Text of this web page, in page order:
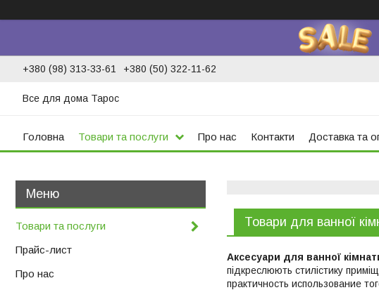
+380 (98) 313-33-61 +380 (50) 322-11-62
Все для дома Тарос
Головна Товари та послуги Про нас Контакти Доставка та
Товари для ванної
Аксесуари для ванної
підкреслюють стилістику
практичность использование
Товари та послуги
Прайс-лист
Про нас